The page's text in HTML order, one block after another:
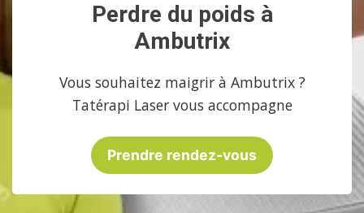
Perdre du poids à
Ambutrix
Vous souhaitez maigrir à Ambutrix ?
Tatérapi Laser vous accompagne
Prendre rendez-vous